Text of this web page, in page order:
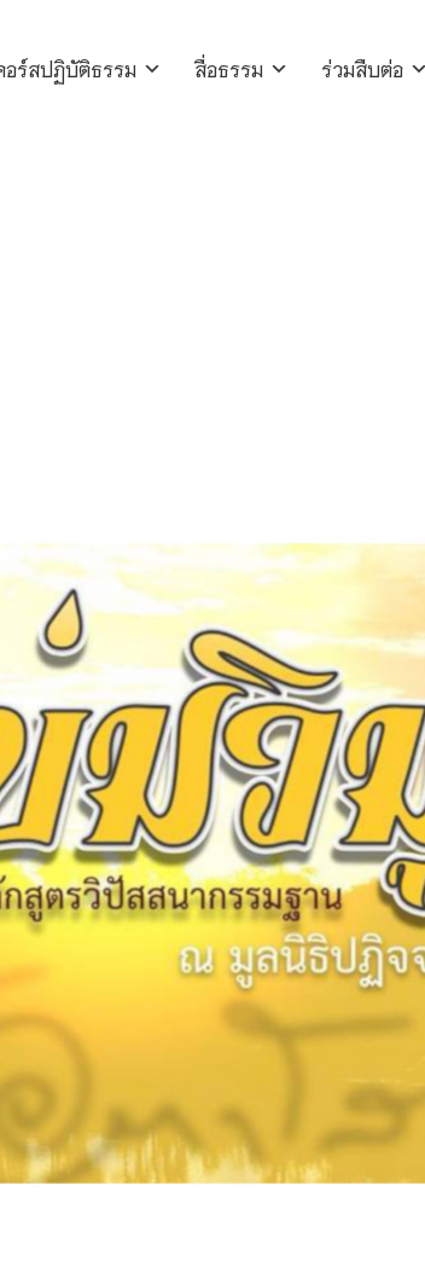
อร์สปฏิบัติธรรม สื่อธรรม ร่วมสืบต่อ